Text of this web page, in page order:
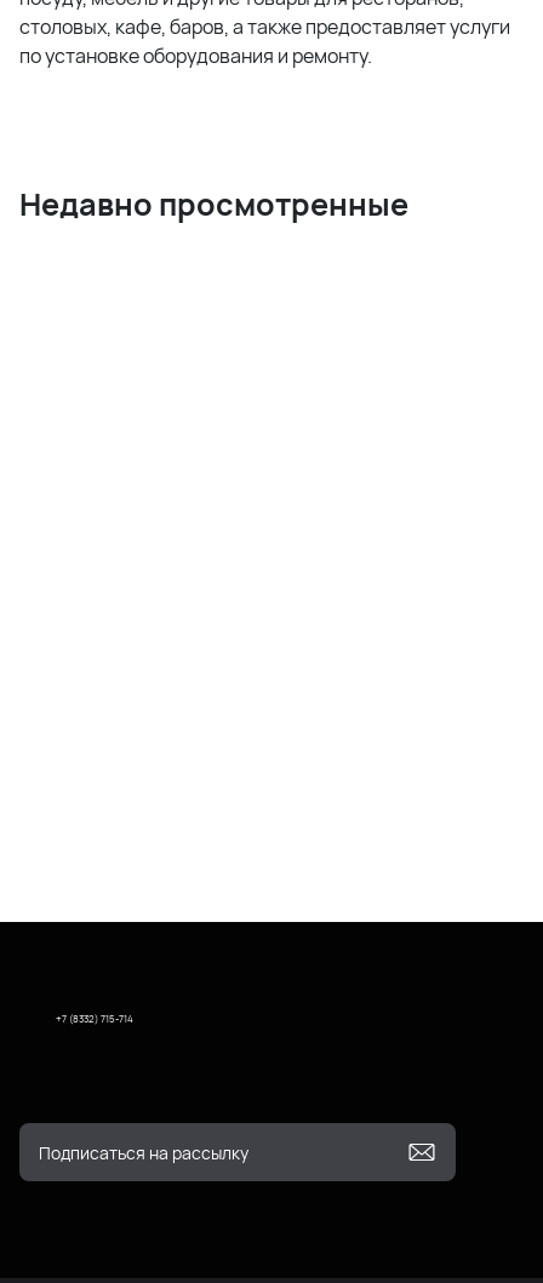
столовых, кафе, баров, а также предоставляет услуги
по установке оборудования и ремонту.
Недавно просмотренные
+7 (8332) 715-714